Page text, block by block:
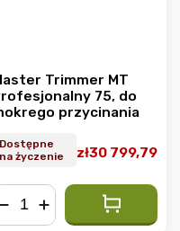
Trimmer MT
75, do
przycinania
Dostępne
na życzenie
zł30 799,79